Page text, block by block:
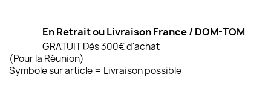
En Retrait ou Livraison France / DOM-TOM
GRATUIT Dès 300€ d'achat
(Pour la Réunion)
Symbole sur article = Livraison possible